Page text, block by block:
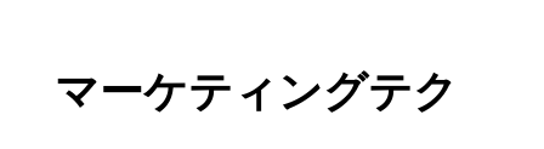
マーケティングテク